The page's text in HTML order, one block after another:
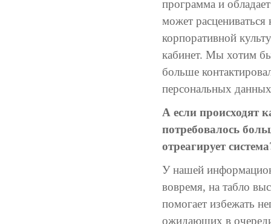
программа и
может
корпоративной
кабинет. Мы хотим
больше
персональных
А если происходят
потребовалось
отреагирует
У нашей
вовремя, на табло
помогает избежать
ожидающих в